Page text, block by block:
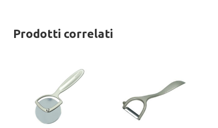
Prodotti correlati